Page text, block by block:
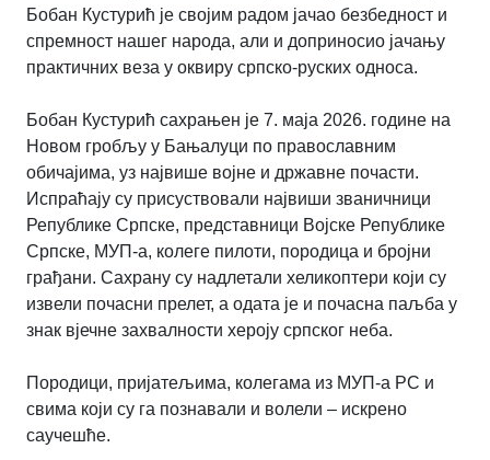
Бобан Кустурић је својим радом јачао безбедност и
спремност нашег народа, али и доприносио јачању
практичних веза у оквиру српско-руских односа.
Бобан Кустурић сахрањен је 7. маја 2026. године на
Новом гробљу у Бањалуци по православним
обичајима, уз највише војне и државне почасти.
Испраћају су присуствовали највиши званичници
Републике Српске, представници Војске Републике
Српске, МУП-а, колеге пилоти, породица и бројни
грађани. Сахрану су надлетали хеликоптери који су
извели почасни прелет, а одата је и почасна паљба у
знак вјечне захвалности хероју српског неба.
Породици, пријатељима, колегама из МУП-а РС и
свима који су га познавали и волели – искрено
саучешће.